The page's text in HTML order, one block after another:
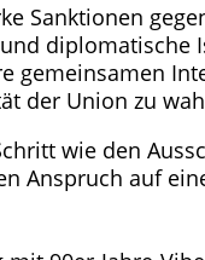
Sanktionen
diplomatische
gemeinsamen
der Union zu
wie den
Anspruch auf